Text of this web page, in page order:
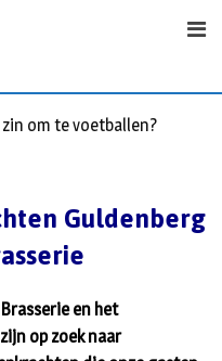
om te voetballen? Kom
Guldenberg
en het
op zoek naar